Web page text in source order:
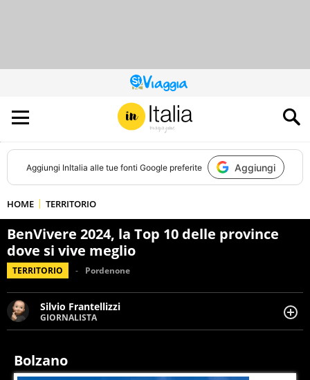
QUESTO
SITO
CONTRIBUISCE
ALL’AUDIENCE
DI
Aggiungi InItalia alle tue fonti Google preferite Aggiungi
HOME TERRITORIO
BenVivere 2024, la Top 10 delle province
dove si vive meglio
TERRITORIO Pordenone
Silvio Frantellizzi
GIORNALISTA
Giornalista pubblicista. Da oltre dieci anni si occupa di
cronaca, motori, spettacolo e videogame.
Bolzano